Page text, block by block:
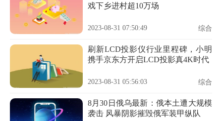
戏下乡进村超10万场
2023-08-31 07:50:49 综合
刷新LCD投影仪行业里程碑，小明
携手京东方开启LCD投影真4K时代
2023-08-31 05:56:03 综合
8月30日俄乌最新：俄本土遭大规模
袭击 风暴阴影摧毁俄军装甲纵队